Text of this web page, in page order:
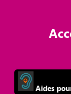
Aides